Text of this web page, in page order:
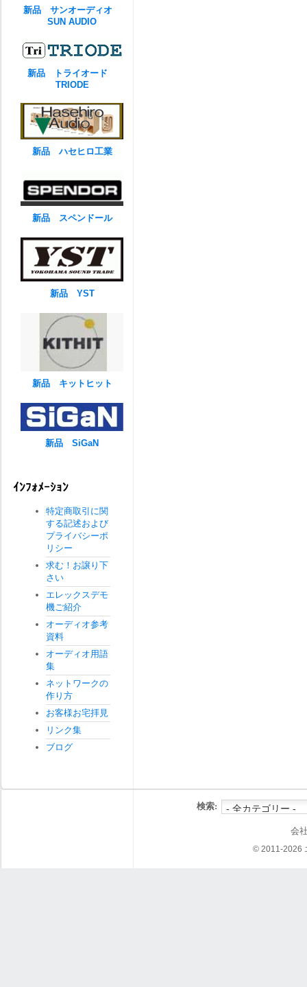
新品 サンオーディオ
SUN AUDIO
新品 トライオード
TRIODE
新品 ハセヒロ工業
新品 スペンドール
新品 YST
新品 キットヒット
新品 SiGaN
ｲﾝﾌｫﾒｰｼｮﾝ
特定商取引に関
する記述および
プライバシーポ
リシー
求む！お譲り下
さい
エレックスデモ
機ご紹介
オーディオ参考
資料
オーディオ用語
集
ネットワークの
作り方
お客様お宅拝見
リンク集
ブログ
検索:
会
© 2011-2026